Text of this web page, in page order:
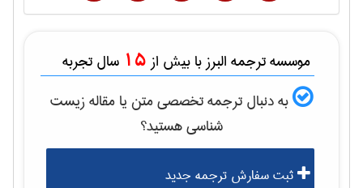
موسسه ترجمه البرز با بیش از 15 سال تجربه
به دنبال ترجمه تخصصی متن یا مقالهزيست
شناسیهستید؟
ثبت سفارش ترجمه جدید